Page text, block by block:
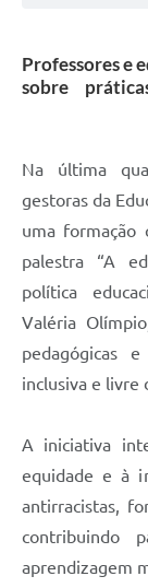
Contas Públicas
Links Úteis
Serviços Online
Professores e
sobre
Na última
gestoras da
uma formação
palestra “A
política
Valéria
pedagógicas
inclusiva e livre
A iniciativa
equidade e à
antirracistas,
contribuindo
aprendizagem